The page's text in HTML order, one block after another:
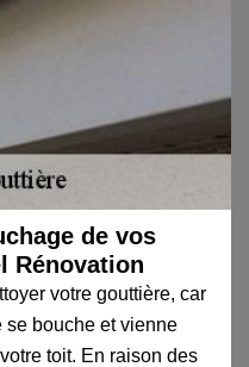
de vos
Rénovation
votre gouttière, car
se bouche et vienne
toit. En raison des